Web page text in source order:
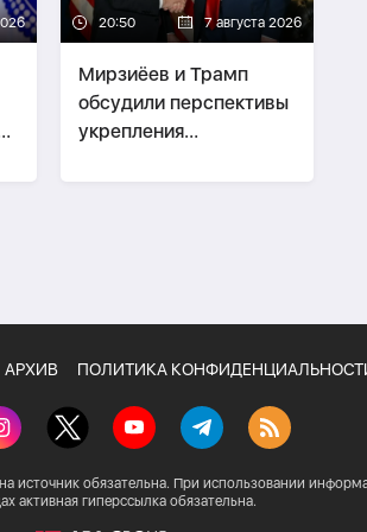
20:50 7 августа 2026
Мирзиёев и Трамп
обсудили перспективы
укрепления
отношений
АРХИВ ПОЛИТИКА
источник обязательна. При использовании
активная гиперссылка обязательна.